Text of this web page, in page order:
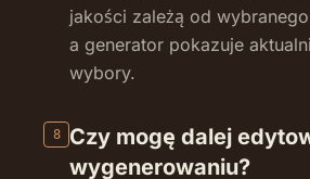
jakości zależą od
a generator pokazuje
wybory.
8
Czy mogę dalej
wygenerowaniu?